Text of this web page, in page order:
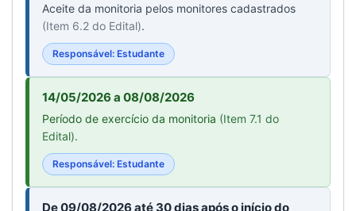
Aceite da monitoria pelos monitores cadastrados
(Item 6.2 do Edital).
Responsável: Estudante
14/05/2026 a 08/08/2026
Período de exercício da monitoria (Item 7.1 do
Edital).
Responsável: Estudante
De 09/08/2026 até 30 dias após o início do